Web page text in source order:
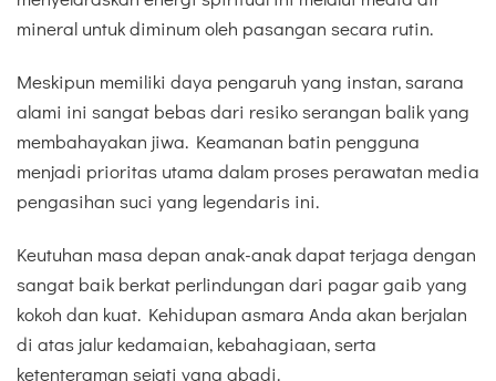
mineral untuk diminum oleh pasangan secara rutin.
Meskipun memiliki daya pengaruh yang instan, sarana
alami ini sangat bebas dari resiko serangan balik yang
membahayakan jiwa. Keamanan batin pengguna
menjadi prioritas utama dalam proses perawatan media
pengasihan suci yang legendaris ini.
Keutuhan masa depan anak-anak dapat terjaga dengan
sangat baik berkat perlindungan dari pagar gaib yang
kokoh dan kuat. Kehidupan asmara Anda akan berjalan
di atas jalur kedamaian, kebahagiaan, serta
ketenteraman sejati yang abadi.